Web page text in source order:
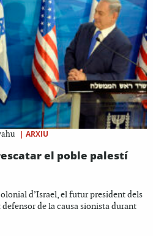
| ARXIU
el poble palestí
d’Israel, el futur president dels
de la causa sionista durant